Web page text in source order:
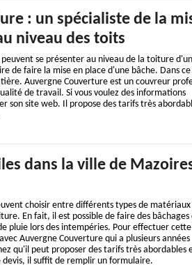
: un spécialiste de la
niveau des toits
se présenter au niveau de la toiture d'un
de faire la mise en place d'une bâche. Dans ce
Auvergne Couverture est un couvreur
de travail. Si vous voulez des informations
son site web. Il propose des tarifs très
dans la ville de
choisir entre différents types de
En fait, il est possible de faire des bâchages
pluie lors des intempéries. Pour effectuer
Auvergne Couverture qui a plusieurs années
qu'il peut proposer des tarifs très abordables
devis, il suffit de remplir un formulaire.